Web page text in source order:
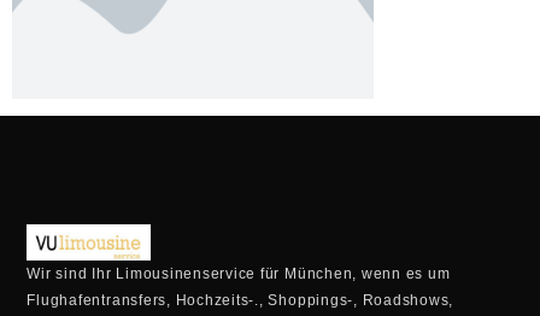
Wir sind Ihr Limousinenservice für München, wenn es um
Flughafentransfers, Hochzeits-., Shoppings-, Roadshows,